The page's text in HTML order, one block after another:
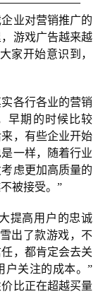
业对营销推广的
游戏广告越来越
家开始意识到，
各行各业的营销
早期的时候比较
，有些企业开始
一样，随着行业
虑更加高质量的
被接受。”
提高用户的忠诚
出了款游戏，不
，都肯定会去关
户关注的成本。”
比正在超越买量